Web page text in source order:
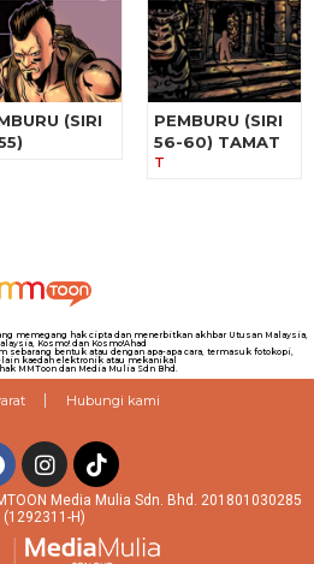
(SIRI
PEMBURU (SIRI
56-60) TAMAT
T
memegang hak cipta dan menerbitkan akhbar Utusan Malaysia,
Kosmo! dan Kosmo!Ahad
bentuk atau dengan apa-apa cara, termasuk fotokopi,
kaedah elektronik atau mekanikal
MMToon dan Media Mulia Sdn Bhd.
Hubungi kami
Media Mulia Sdn. Bhd. 201801030285
(1292311-H)